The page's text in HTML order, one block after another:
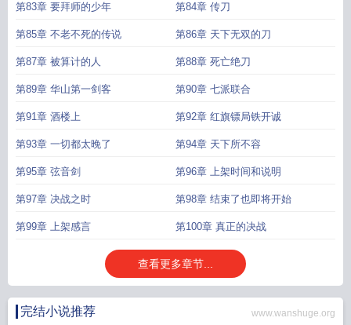
第83章 要拜师的少年 第84章 传刀
第85章 不老不死的传说 第86章 天下无双的刀
第87章 被算计的人 第88章 死亡绝刀
第89章 华山第一剑客 第90章 七派联合
第91章 酒楼上 第92章 红旗镖局铁开诚
第93章 一切都太晚了 第94章 天下所不容
第95章 弦音剑 第96章 上架时间和说明
第97章 决战之时 第98章 结束了也即将开始
第99章 上架感言 第100章 真正的决战
查看更多章节...
完结小说推荐 www.wanshuge.org